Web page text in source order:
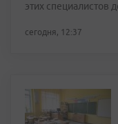
этих специалистов
сегодня, 12:37